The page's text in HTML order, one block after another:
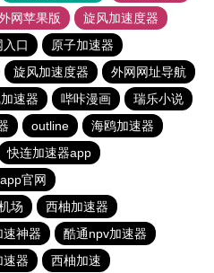
网苹果版
旋风加速度器
口
原子加速器
旋风加速度器
外网网址导航
速器 哔咔漫画
瑞乐小说
outline
海鸥加速器
快连加速器app
官网
场
西柚加速器
速神器
酷通npv加速器
器
西柚加速